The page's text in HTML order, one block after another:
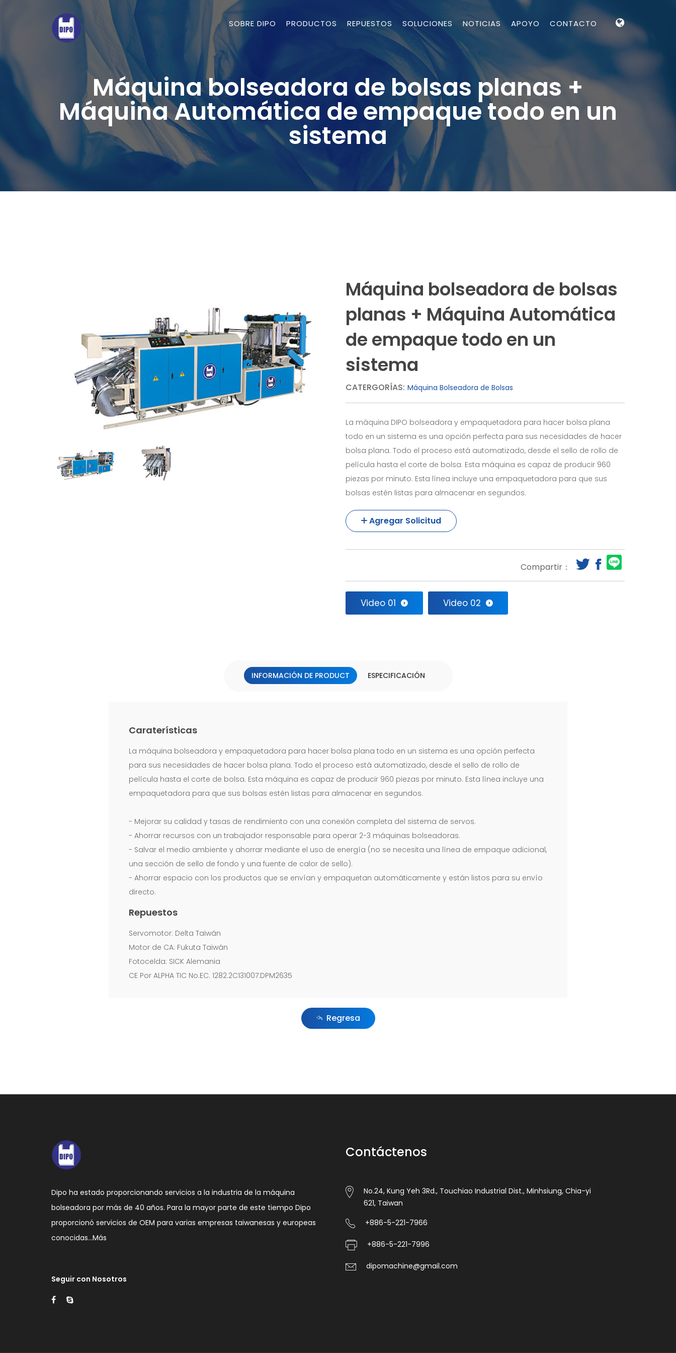
SOBRE DIPO PRODUCTOS REPUESTOS SOLUCIONES NOTICIAS APOYO CONTACTO
Máquina bolseadora de bolsas planas +
Máquina Automática de empaque todo en un
sistema
Máquina bolseadora de bolsas
planas + Máquina Automática
de empaque todo en un
sistema
CATERGORÍAS: Máquina Bolseadora de Bolsas
La máquina DIPO bolseadora y empaquetadora para hacer bolsa plana
todo en un sistema es una opción perfecta para sus necesidades de hacer
bolsa plana. Todo el proceso está automatizado, desde el sello de rollo de
película hasta el corte de bolsa. Esta máquina es capaz de producir 960
piezas por minuto. Esta línea incluye una empaquetadora para que sus
bolsas estén listas para almacenar en segundos.
Agregar Solicitud
Compartir：
Video 01 Video 02
INFORMACIÓN DE PRODUCT ESPECIFICACIÓN
Caraterísticas
La máquina bolseadora y empaquetadora para hacer bolsa plana todo en un sistema es una opción perfecta
para sus necesidades de hacer bolsa plana. Todo el proceso está automatizado, desde el sello de rollo de
película hasta el corte de bolsa. Esta máquina es capaz de producir 960 piezas por minuto. Esta línea incluye una
empaquetadora para que sus bolsas estén listas para almacenar en segundos.
- Mejorar su calidad y tasas de rendimiento con una conexión completa del sistema de servos.
- Ahorrar recursos con un trabajador responsable para operar 2-3 máquinas bolseadoras.
- Salvar el medio ambiente y ahorrar mediante el uso de energía (no se necesita una línea de empaque adicional,
una sección de sello de fondo y una fuente de calor de sello).
- Ahorrar espacio con los productos que se envían y empaquetan automáticamente y están listos para su envío
directo.
Repuestos
Servomotor: Delta Taiwán
Motor de CA: Fukuta Taiwán
Fotocelda: SICK Alemania
CE Por ALPHA TIC No.EC. 1282.2C131007.DPM2635
Regresa
Dipo ha estado proporcionando servicios a la industria de la máquina
bolseadora por más de 40 años. Para la mayor parte de este tiempo Dipo
proporcionó servicios de OEM para varias empresas taiwanesas y europeas
conocidas…Más
Seguir con Nosotros
Contáctenos
No.24, Kung Yeh 3Rd., Touchiao Industrial Dist., Minhsiung, Chia-yi
621, Taiwan
+886-5-221-7966
+886-5-221-7996
dipomachine@gmail.com